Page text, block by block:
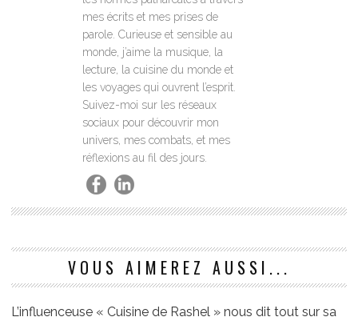
mes écrits et mes prises de
parole. Curieuse et sensible au
monde, j’aime la musique, la
lecture, la cuisine du monde et
les voyages qui ouvrent l’esprit.
Suivez-moi sur les réseaux
sociaux pour découvrir mon
univers, mes combats, et mes
réflexions au fil des jours.
VOUS AIMEREZ AUSSI...
L’influenceuse « Cuisine de Rashel » nous dit tout sur sa